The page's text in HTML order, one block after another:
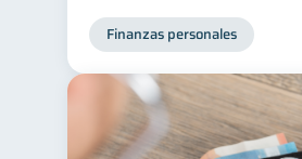
Finanzas personales